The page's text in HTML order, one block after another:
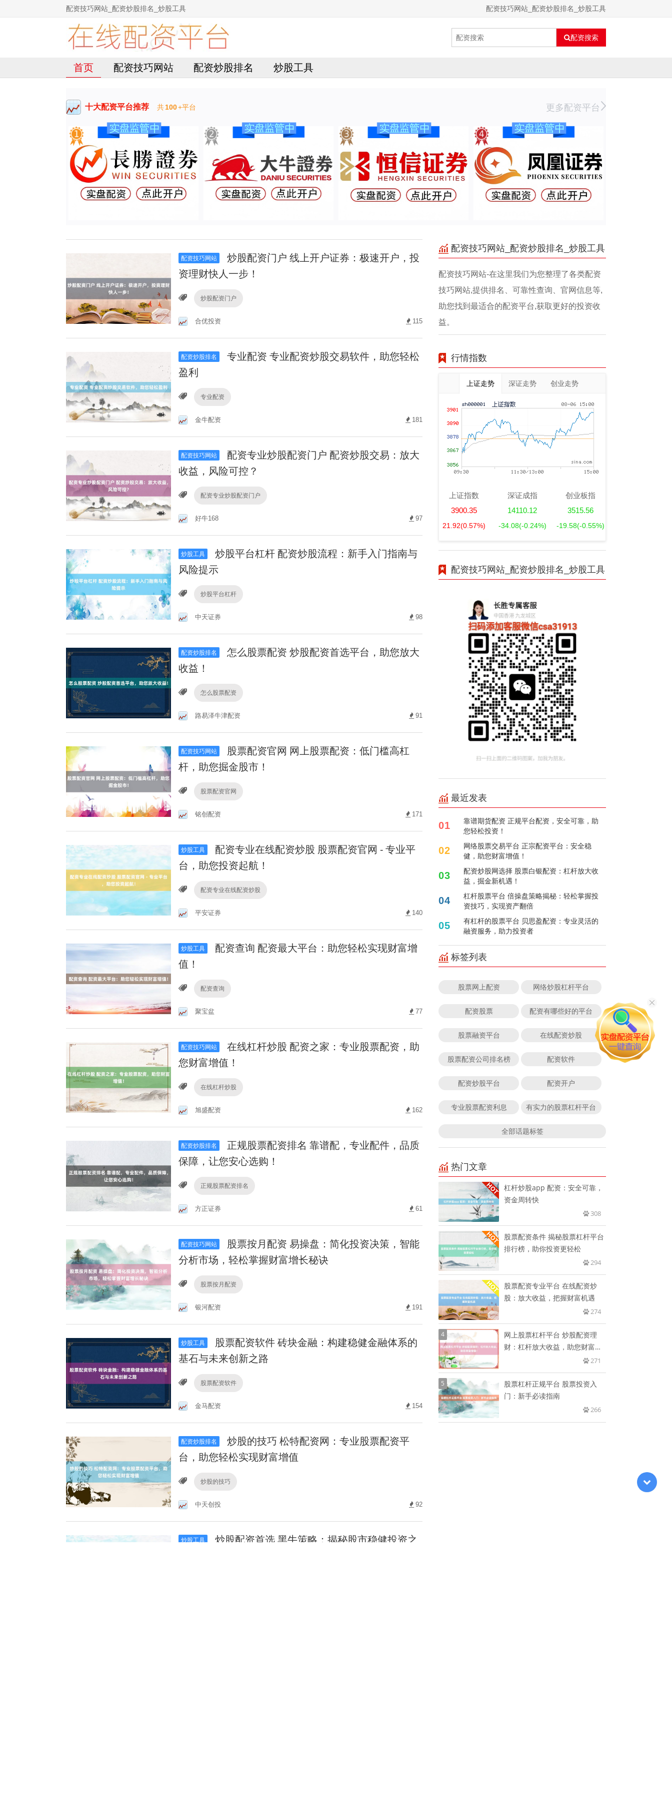
配资技巧网站_配资炒股排名_炒股工具 配资技巧网站_配资炒股排名_炒股工具
配资搜索
首页 配资技巧网站 配资炒股排名 炒股工具
十大配资平台推荐 共100+平台 更多配资平台
配资技巧网站
炒股配资门户 线上开户证券：极速开户，投
资理财快人一步！
炒股配资门户
合优投资 115
配资炒股排名
专业配资 专业配资炒股交易软件，助您轻松
盈利
专业配资
金牛配资 181
配资技巧网站
配资专业炒股配资门户 配资炒股交易：放大
收益，风险可控？
配资专业炒股配资门户
好牛168 97
炒股工具
炒股平台杠杆 配资炒股流程：新手入门指南与
风险提示
炒股平台杠杆
中天证券 98
配资炒股排名
怎么股票配资 炒股配资首选平台，助您放大
收益！
怎么股票配资
路易泽牛津配资 91
配资技巧网站
股票配资官网 网上股票配资：低门槛高杠
杆，助您掘金股市！
股票配资官网
铭创配资 171
炒股工具
配资专业在线配资炒股 股票配资官网 - 专业平
台，助您投资起航！
配资专业在线配资炒股
平安证券 140
炒股工具
配资查询 配资最大平台：助您轻松实现财富增
值！
配资查询
聚宝盆 77
配资技巧网站
在线杠杆炒股 配资之家：专业股票配资，助
您财富增值！
在线杠杆炒股
旭盛配资 162
配资炒股排名
正规股票配资排名 靠谱配，专业配件，品质
保障，让您安心选购！
正规股票配资排名
方正证券 61
配资技巧网站
股票按月配资 易操盘：简化投资决策，智能
分析市场，轻松掌握财富增长秘诀
股票按月配资
银河配资 191
炒股工具
股票配资软件 砖块金融：构建稳健金融体系的
基石与未来创新之路
股票配资软件
金马配资 154
配资炒股排名
炒股的技巧 松特配资网：专业股票配资平
台，助您轻松实现财富增值
炒股的技巧
中天创投 92
炒股工具
炒股配资首选 黑牛策略：揭秘股市稳健投资之
配资技巧网站_配资炒股排名_炒股工具
配资技巧网站-在这里我们为您整理了各类配资
技巧网站,提供排名、可靠性查询、官网信息等,
助您找到最适合的配资平台,获取更好的投资收
益。
行情指数
上证走势 深证走势 创业走势
上证指数
3900.35
21.92(0.57%)
深证成指
14110.12
-34.08(-0.24%)
创业板指
3515.56
-19.58(-0.55%)
配资技巧网站_配资炒股排名_炒股工具
最近发表
01
靠谱期货配资 正规平台配资，安全可靠，助
您轻松投资！
02
网络股票交易平台 正宗配资平台：安全稳
健，助您财富增值！
03
配资炒股网选择 股票白银配资：杠杆放大收
益，掘金新机遇！
04
杠杆股票平台 倍操盘策略揭秘：轻松掌握投
资技巧，实现资产翻倍
05
有杠杆的股票平台 贝思盈配资：专业灵活的
融资服务，助力投资者
标签列表
股票网上配资 网络炒股杠杆平台
配资股票 配资有哪些好的平台
股票融资平台 在线配资炒股
股票配资公司排名榜 配资软件
配资炒股平台 配资开户
专业股票配资利息 有实力的股票杠杆平台
全部话题标签
热门文章
杠杆炒股app 配资：安全可靠，
资金周转快
308
股票配资条件 揭秘股票杠杆平台
排行榜，助你投资更轻松
294
股票配资专业平台 在线配资炒
股：放大收益，把握财富机遇
274
4
网上股票杠杆平台 炒股配资理
财：杠杆放大收益，助您财富增
271
5
股票杠杆正规平台 股票投资入
门：新手必读指南
266